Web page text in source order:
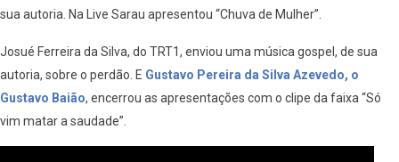
sua autoria. Na Live Sarau apresentou “Chuva de Mulher”.
Josué Ferreira da Silva, do TRT1, enviou uma música gospel, de sua
autoria, sobre o perdão. E Gustavo Pereira da Silva Azevedo, o
Gustavo Baião, encerrou as apresentações com o clipe da faixa “Só
vim matar a saudade”.